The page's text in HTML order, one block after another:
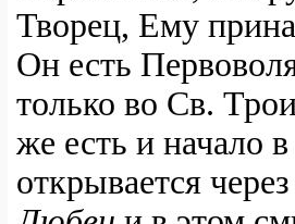
Творец, Ему
Он есть
только во Св.
же есть и начало
открывается